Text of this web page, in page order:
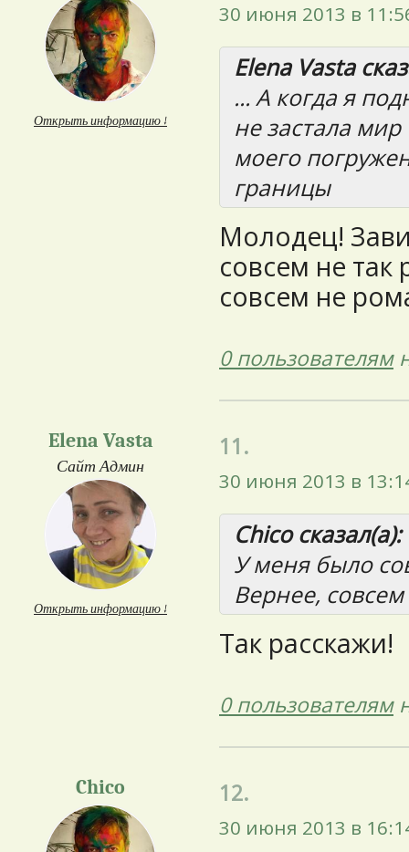
Открыть информацию ↓
30 июня 2013 в
Elena Vasta
... А когда я
не застала
моего
границы
Молодец!
совсем не
совсем не
0 пользователям
Elena Vasta
Сайт Админ
Открыть информацию ↓
11.
30 июня 2013 в
Chico сказал(а):
У меня было
Вернее,
Так расскажи!
0 пользователям
Chico 12.
30 июня 2013 в